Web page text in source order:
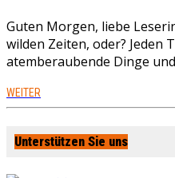
Guten Morgen, liebe
wilden Zeiten, oder? Jeden
atemberaubende Dinge
WEITER
Unterstützen Sie uns